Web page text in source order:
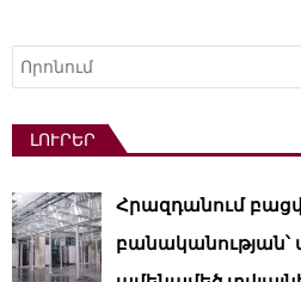
Որոնել
ԼՈՒՐԵՐ
Հրազդանում